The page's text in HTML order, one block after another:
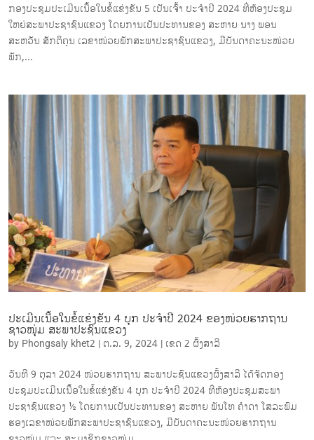
ກອງປະຊຸມປະເມີນເນື້ອໃນຂໍ້ແຂ່ງຂັນ 5 ເປັນເຈົ້າ ປະຈໍາປີ 2024 ທີ່ຫ້ອງປະຊຸມ
ໃຫຍ່ສະພາປະຊາຊົນແຂວງ ໂດຍການເປັນປະທານຂອງ ສະຫາຍ ນາງ ພອນ
ສະຫວັນ ສັກຕິຄຸນ ເລຂາໜ່ວຍພັກສະພາປະຊາຊົນແຂວງ, ມີບັນດາຄະນະໜ່ວຍ
ພັກ,...
ປະເມີນເນື້ອໃນຂໍ້ແຂ່ງຂັນ 4 ບຸກ ປະຈໍາປີ 2024 ຂອງໜ່ວຍຮາກຖານ
ຊາວໜຸ່ມ ສະພາປະຊົນແຂວງ
by Phongsaly khet2 | ຕ.ລ. 9, 2024 | ເຂດ 2 ຜົ້ງສາລີ
ວັນທີ 9 ຕຸລາ 2024 ໜ່ວຍຮາກຖານ ສະພາປະຊົນແຂວງຜົ້ງສາລີ ໄດ້ຈັດກອງ
ປະຊຸມປະເມີນເນື້ອໃນຂໍ້ແຂ່ງຂັນ 4 ບຸກ ປະຈໍາປີ 2024 ທີ່ຫ້ອງປະຊຸມສະພາ
ປະຊາຊົນແຂວງ ½ ໂດຍການເປັນປະທານຂອງ ສະຫາຍ ພັນໂທ ຄໍາດາ ໂສລະພົມ
ຮອງເລຂາໜ່ວຍພັກສະພາປະຊາຊົນແຂວງ, ມີບັນດາຄະນະໜ່ວຍຮາກຖານ